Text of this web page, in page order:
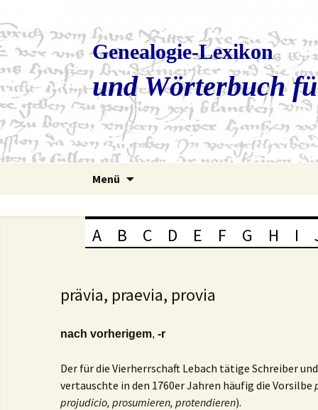
Genealogie-Lexikon
und Wörterbuch
Menü
A B C D E F G H I
prävia, praevia, provia
nach vorherigem, -r
Der für die Vierherrschaft Lebach tätige Schreiber
vertauschte in den 1760er Jahren häufig die Vorsilbe
projudicio, prosumieren, protendieren).